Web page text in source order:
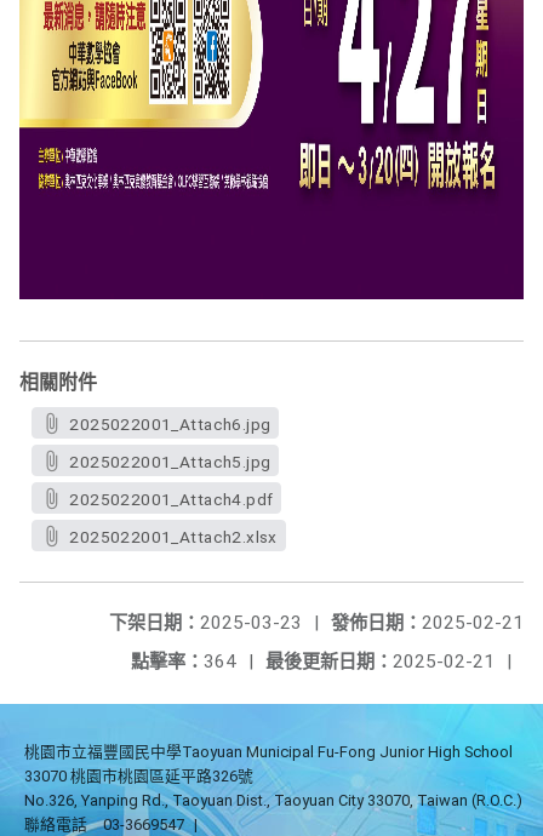
相關附件
2025022001_Attach6.jpg
2025022001_Attach5.jpg
2025022001_Attach4.pdf
2025022001_Attach2.xlsx
發佈日期： 2025-02-21
下架日期： 2025-03-23
|
最後更新日期： 2025-02-21 |
點擊率： 364 |
桃園市立福豐國民中學Taoyuan Municipal Fu-Fong Junior High School
33070 桃園市桃園區延平路326號
No.326, Yanping Rd., Taoyuan Dist., Taoyuan City 33070, Taiwan (R.O.C.)
聯絡電話
03-3669547 |